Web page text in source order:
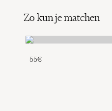
Zo kun je matchen
55€